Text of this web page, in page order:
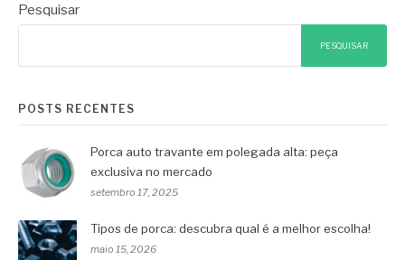
Pesquisar
PESQUISAR
POSTS RECENTES
Porca auto travante em polegada alta: peça
exclusiva no mercado
setembro 17, 2025
Tipos de porca: descubra qual é a melhor escolha!
maio 15, 2026